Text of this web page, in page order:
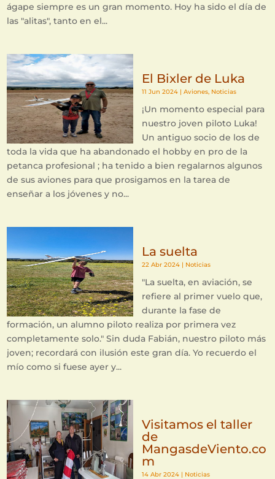
ágape siempre es un gran momento. Hoy ha sido el día de
las "alitas", tanto en el...
El Bixler de Luka
11 Jun 2024 |Aviones, Noticias
¡Un momento especial para
nuestro joven piloto Luka!
Un antiguo socio de los de
toda la vida que ha abandonado el hobby en pro de la
petanca profesional ; ha tenido a bien regalarnos algunos
de sus aviones para que prosigamos en la tarea de
enseñar a los jóvenes y no...
La suelta
22 Abr 2024 | Noticias
"La suelta, en aviación, se
refiere al primer vuelo que,
durante la fase de
formación, un alumno piloto realiza por primera vez
completamente solo." Sin duda Fabián, nuestro piloto más
joven; recordará con ilusión este gran día. Yo recuerdo el
mío como si fuese ayer y...
Visitamos el taller
de
MangasdeViento.co
m
14 Abr 2024 | Noticias